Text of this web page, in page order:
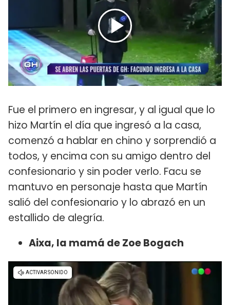
Fue el primero en ingresar, y al igual que lo
hizo Martín el día que ingresó a la casa,
comenzó a hablar en chino y sorprendió a
todos, y encima con su amigo dentro del
confesionario y sin poder verlo. Facu se
mantuvo en personaje hasta que Martín
salió del confesionario y lo abrazó en un
estallido de alegría.
Aixa, la mamá de Zoe Bogach